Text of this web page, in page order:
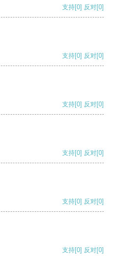
支持[0] 反对[0]
支持[0] 反对[0]
支持[0] 反对[0]
支持[0] 反对[0]
支持[0] 反对[0]
支持[0] 反对[0]